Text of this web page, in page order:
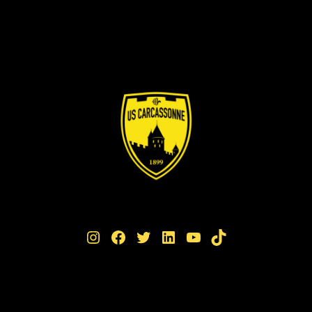
Instagram Facebook Twitter LinkedIn YouTube TikTok